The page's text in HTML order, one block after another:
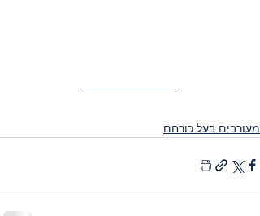
מעורבים בעל כורחם